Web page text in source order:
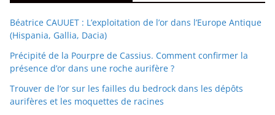
Béatrice CAUUET : L’exploitation de l’or dans l’Europe Antique
(Hispania, Gallia, Dacia)
Précipité de la Pourpre de Cassius. Comment confirmer la
présence d’or dans une roche aurifère ?
Trouver de l’or sur les failles du bedrock dans les dépôts
aurifères et les moquettes de racines